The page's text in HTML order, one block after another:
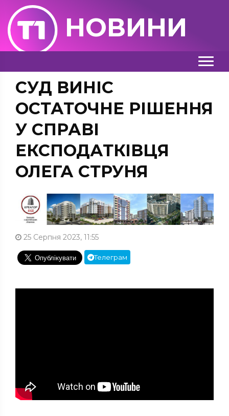
НОВИНИ
СУД ВИНІС
ОСТАТОЧНЕ РІШЕННЯ
У СПРАВІ
ЕКСПОДАТКІВЦЯ
ОЛЕГА СТРУНЯ
25 Серпня 2023, 11:55
Телеграм